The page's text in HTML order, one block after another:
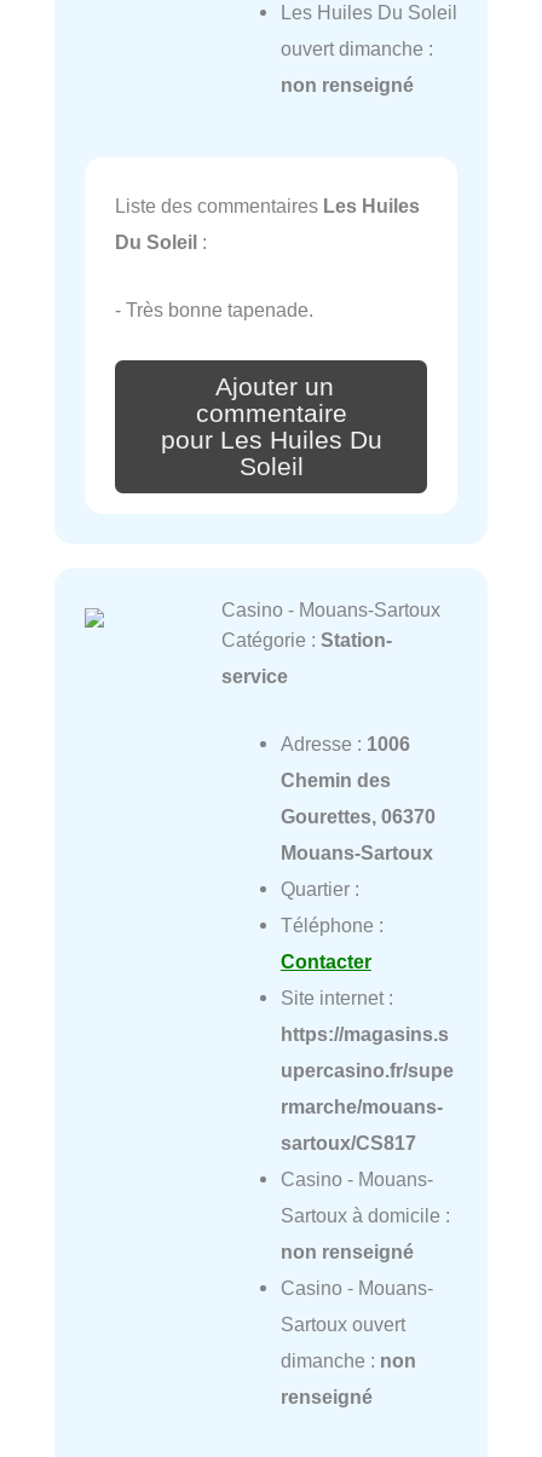
Les Huiles Du Soleil
ouvert dimanche :
non renseigné
Liste des commentaires Les Huiles
Du Soleil :
- Très bonne tapenade.
Ajouter un
commentaire
pour Les Huiles Du
Soleil
Casino - Mouans-Sartoux
Catégorie : Station-
service
Adresse : 1006
Chemin des
Gourettes, 06370
Mouans-Sartoux
Quartier :
Téléphone :
Contacter
Site internet :
https://magasins.s
upercasino.fr/supe
rmarche/mouans-
sartoux/CS817
Casino - Mouans-
Sartoux à domicile :
non renseigné
Casino - Mouans-
Sartoux ouvert
dimanche : non
renseigné